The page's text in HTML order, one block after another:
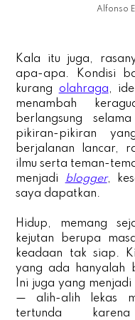
Alfonso
Kala itu juga,
apa-apa. Kondisi
kurang olahraga,
menambah
berlangsung
pikiran-pikiran
berjalanan lancar,
ilmu serta teman-
menjadi blogger,
saya dapatkan.
Hidup, memang
kejutan berupa
keadaan tak siap.
yang ada hanyalah
Ini juga yang
— alih-alih lekas
tertunda